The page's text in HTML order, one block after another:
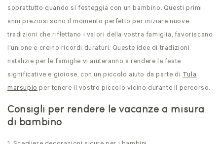
soprattutto quando si festeggia con un bambino. Questi primi
anni preziosi sono il momento perfetto per iniziare nuove
tradizioni che riflettano i valori della vostra famiglia, favoriscano
l'unione e creino ricordi duraturi. Queste idee di tradizioni
natalizie per le famiglie vi aiuteranno a rendere le feste
significative e gioiose, con un piccolo aiuto da parte diTula
marsupioper tenere il vostro piccolo vicino durante il percorso.
Consigli per rendere le vacanze a misura
di bambino